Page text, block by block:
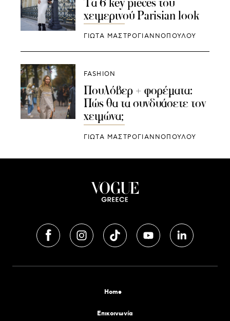
χειμερινού Parisian look
ΓΙΩΤΑ ΜΑΣΤΡΟΓΙΑΝΝΟΠΟΥΛΟΥ
FASHION
Πουλόβερ + φορέματα:
Πώς θα τα συνδυάσετε τον
χειμώνα;
ΓΙΩΤΑ ΜΑΣΤΡΟΓΙΑΝΝΟΠΟΥΛΟΥ
Home
Επικοινωνία